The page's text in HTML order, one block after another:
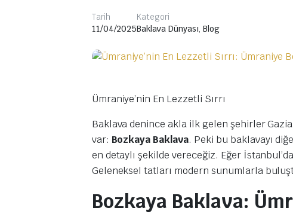
Tarih
11/04/2025
Kategori
Baklava Dünyası, Blog
Ümraniye’nin En Lezzetli Sırrı
Baklava denince akla ilk gelen şehirler
var: Bozkaya Baklava. Peki bu baklavayı
en detaylı şekilde vereceğiz. Eğer
Geleneksel tatları modern sunumlarla
Bozkaya Baklava: